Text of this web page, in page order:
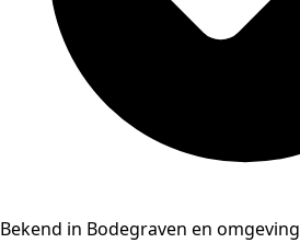
Bekend in Bodegraven en omgeving